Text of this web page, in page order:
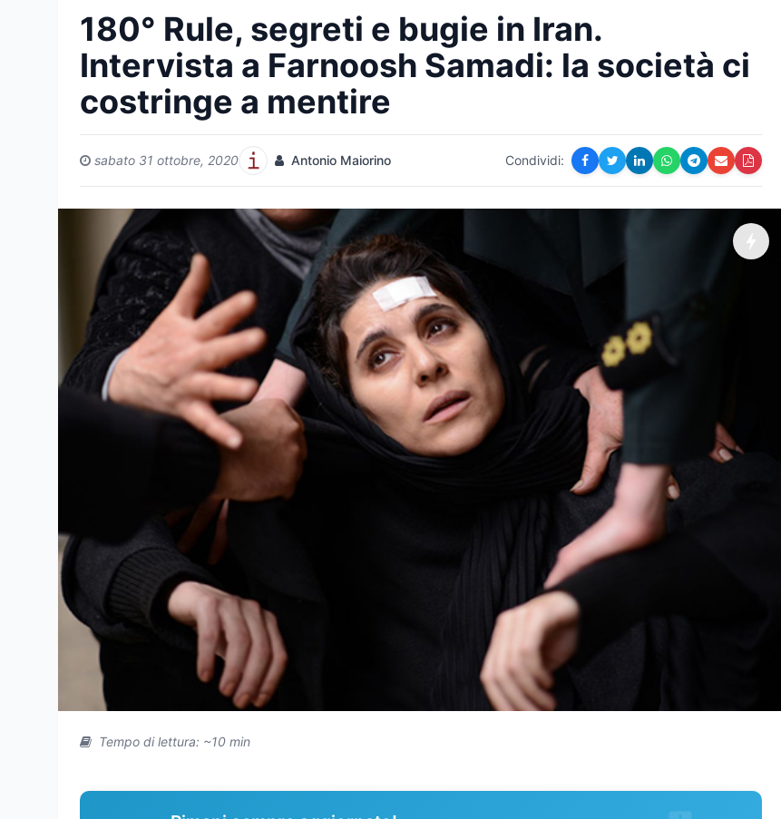
180° Rule, segreti e bugie in Iran.
Intervista a Farnoosh Samadi: la società ci
costringe a mentire
sabato 31 ottobre, 2020 Antonio Maiorino Condividi:
Tempo di lettura: ~10 min